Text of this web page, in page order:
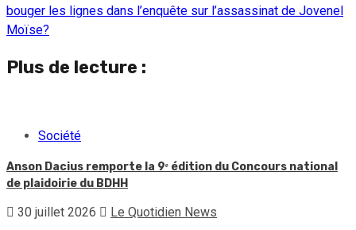
bouger les lignes dans l’enquête sur l’assassinat de Jovenel
Moïse?
Plus de lecture :
Société
Anson Dacius remporte la 9ᵉ édition du Concours national
de plaidoirie du BDHH
30 juillet 2026 Le Quotidien News